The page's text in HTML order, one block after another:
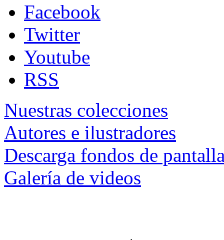
Facebook
Twitter
Youtube
RSS
Nuestras colecciones
Autores e ilustradores
Descarga fondos de
Galería de videos